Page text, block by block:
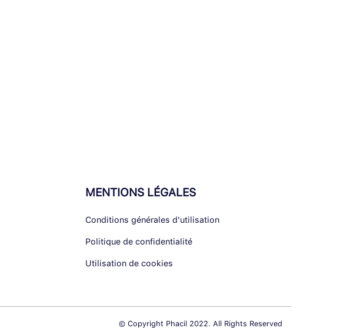
MENTIONS LÉGALES
Conditions générales d'utilisation
Politique de confidentialité
Utilisation de cookies
© Copyright Phacil 2022. All Rights Reserved